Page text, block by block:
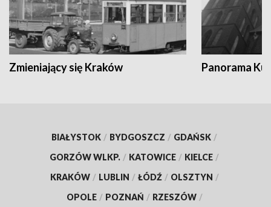
Zmieniający się Kraków Panorama
BIAŁYSTOK / BYDGOSZCZ / GDAŃSK /
GORZÓW WLKP. / KATOWICE / KIELCE /
KRAKÓW / LUBLIN / ŁÓDŹ / OLSZTYN /
OPOLE / POZNAŃ / RZESZÓW /